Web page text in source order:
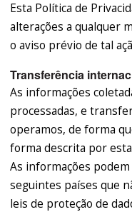
Esta Política de
alterações a qualquer
o aviso prévio de tal
Transferência
As informações
processadas, e
operamos, de forma
forma descrita por
As informações
seguintes países que
leis de proteção de